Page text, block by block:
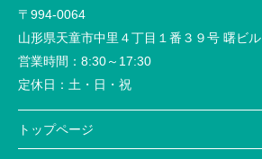
〒994-0064
山形県天童市中里４丁目１番３９号 曙ビル
営業時間： 8:30～17:30
定休日： 土・日・祝
トップページ